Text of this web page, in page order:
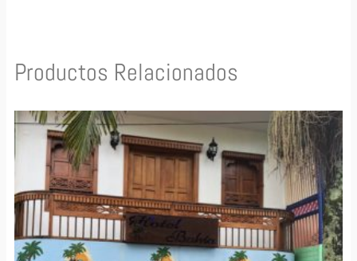
Productos Relacionados